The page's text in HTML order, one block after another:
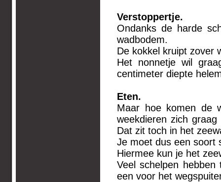
Verstoppertje.
Ondanks de harde
wadbodem.
De kokkel kruipt zover
Het nonnetje wil
centimeter diepte
Eten.
Maar hoe komen de
weekdieren zich
Dat zit toch in het
Je moet dus een soort
Hiermee kun je het
Veel schelpen
een voor het